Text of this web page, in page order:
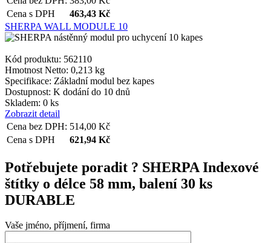
Cena s DPH
463,43 Kč
SHERPA WALL MODULE 10
Kód produktu: 562110
Hmotnost Netto: 0,213 kg
Specifikace: Základní modul bez kapes
Dostupnost: K dodání do 10 dnů
Skladem: 0 ks
Zobrazit detail
Cena bez DPH: 514,00 Kč
Cena s DPH
621,94 Kč
Potřebujete poradit ? SHERPA Indexové
štítky o délce 58 mm, balení 30 ks
DURABLE
Vaše jméno, příjmení, firma